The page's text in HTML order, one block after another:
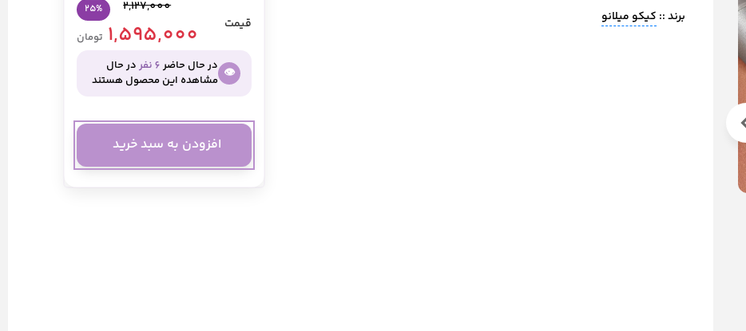
برند :: کیکو میلانو قیمت
2,127,000
25%
1,595,000 تومان
👁️ در حال حاضر 6 نفر
در حال
مشاهده این محصول هستند
افزودن به سبد خرید